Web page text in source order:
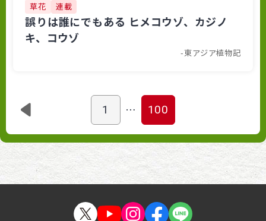
草花 連載
誤りは誰にでもある ヒメコウゾ、カジノ
キ、コウゾ
-東アジア植物記
1 … 100